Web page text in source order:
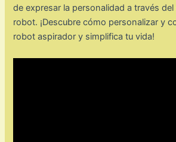
de expresar la personalidad a través
robot. ¡Descubre cómo personalizar y
robot aspirador y simplifica tu vida!